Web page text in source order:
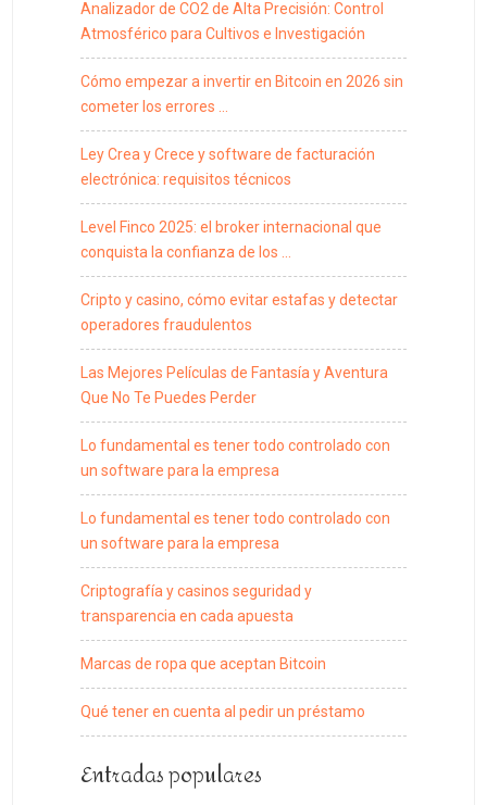
Analizador de CO2 de Alta Precisión: Control
Atmosférico para Cultivos e Investigación
Cómo empezar a invertir en Bitcoin en 2026 sin
cometer los errores …
Ley Crea y Crece y software de facturación
electrónica: requisitos técnicos
Level Finco 2025: el broker internacional que
conquista la confianza de los …
Cripto y casino, cómo evitar estafas y detectar
operadores fraudulentos
Las Mejores Películas de Fantasía y Aventura
Que No Te Puedes Perder
Lo fundamental es tener todo controlado con
un software para la empresa
Lo fundamental es tener todo controlado con
un software para la empresa
Criptografía y casinos seguridad y
transparencia en cada apuesta
Marcas de ropa que aceptan Bitcoin
Qué tener en cuenta al pedir un préstamo
Entradas populares